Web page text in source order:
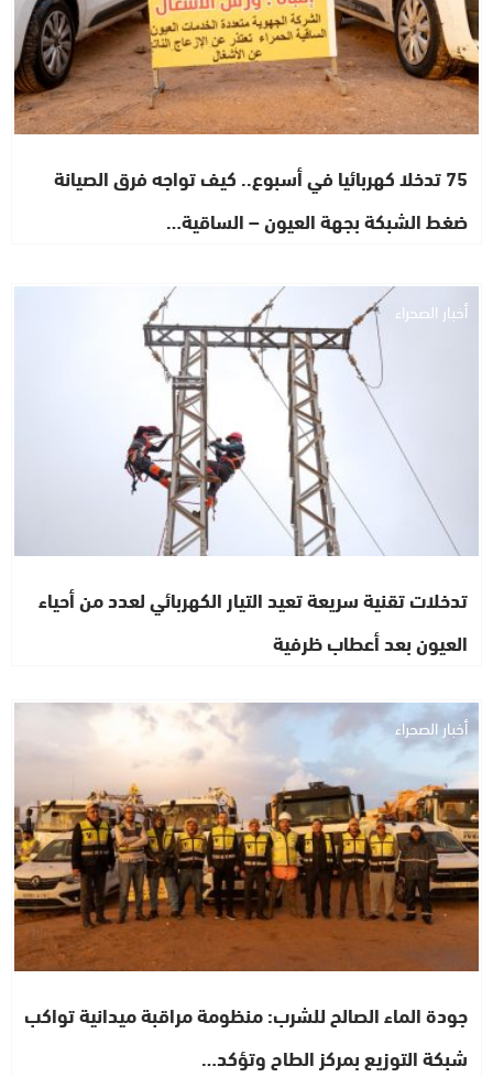
75 تدخلا كهربائيا في أسبوع.. كيف تواجه فرق الصيانة
ضغط الشبكة بجهة العيون – الساقية…
أخبار الصحراء
تدخلات تقنية سريعة تعيد التيار الكهربائي لعدد من أحياء
العيون بعد أعطاب ظرفية
أخبار الصحراء
جودة الماء الصالح للشرب: منظومة مراقبة ميدانية تواكب
شبكة التوزيع بمركز الطاح وتؤكد…